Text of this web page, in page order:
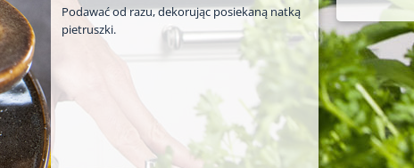
Podawać od razu, dekorując posiekaną natką
pietruszki.